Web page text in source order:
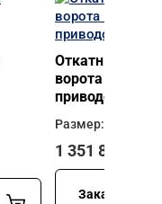
Откатные
ворота
приводом)
Размер: 3000 х
1 351 840
Заказать